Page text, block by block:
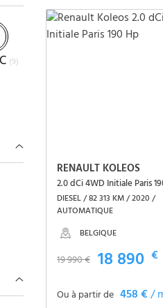
(9)
Voir le
RENAULT KOLEOS
2.0 dCi 4WD Initiale Paris
DIESEL / 82 313 KM / 2020 /
AUTOMATIQUE
BELGIQUE
19 990 € 18 890 €
Ou à partir de 458 €/